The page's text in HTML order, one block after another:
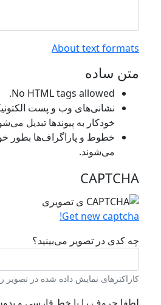
About text formats
متن ساده
No HTML tags allowed.
نشانی‌های وب و پست
خودکار به پیوند‌ها تبدیل
خطوط و پاراگراف‌ها بطور
می‌شوند.
CAPTCHA
Get new captcha!
چه کدی در تصویر می‌بینید؟
کاراکترهای نمایش داده شده در تصویر را